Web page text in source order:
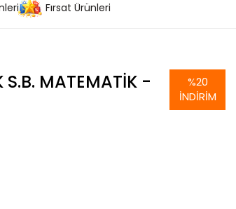
Fırsat Ürünleri
S.B. MATEMATIK -
%20
İNDIRIM